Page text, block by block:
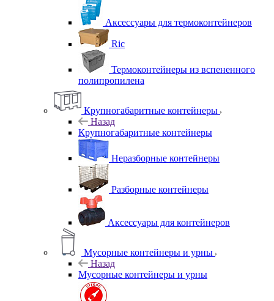
Аксессуары для термоконтейнеров
Ric
Термоконтейнеры из вспененного
полипропилена
Крупногабаритные контейнеры
Назад
Крупногабаритные контейнеры
Неразборные контейнеры
Разборные контейнеры
Аксессуары для контейнеров
Мусорные контейнеры и урны
Назад
Мусорные контейнеры и урны